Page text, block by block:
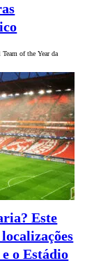
of the Year da
Este
o Estádio